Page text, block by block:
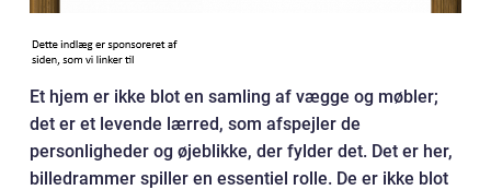
Et hjem er ikke blot en samling af vægge og møbler;
det er et levende lærred, som afspejler de
personligheder og øjeblikke, der fylder det. Det er her,
billedrammer spiller en essentiel rolle. De er ikke blot